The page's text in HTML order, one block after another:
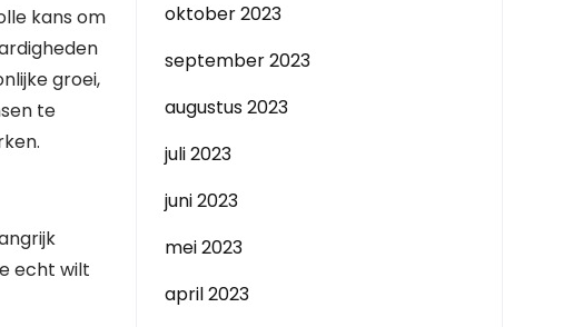
kans om
groei,
te
echt wilt
oktober 2023
september 2023
augustus 2023
juli 2023
juni 2023
mei 2023
april 2023